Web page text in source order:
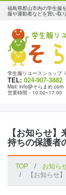
福島県郡山市内の学生服
服や運動着などを買い取
学生服リユースショップ
TEL: 024-907-3882
Mail: info@そらまめ.com
営業時間：10:00~17:00
【お知らせ
持ちの保護者
TOP
お知ら
【お知らせ】